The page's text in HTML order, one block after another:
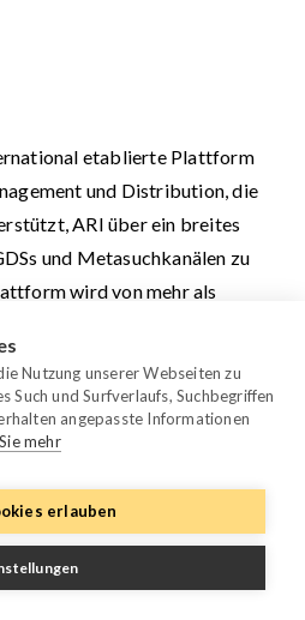
etablierte Plattform
und Distribution, die
ARI über ein breites
und Metasuchkanälen zu
wird von mehr als
gewählt, die ihre
und die mit
verbundenen
möchten.
Ländern aktiv und
Reichweite zu erhöhen
mehr als 650 Kanäle und
Nutzung unserer Webseiten zu
Such und Surfverlaufs, Suchbegriffen
angepasste Informationen
mehr
erlauben